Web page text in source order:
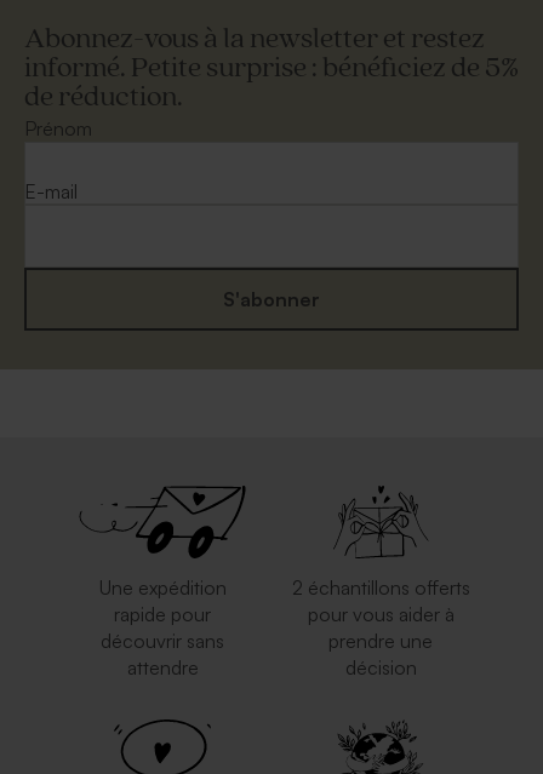
Abonnez-vous à la newsletter et restez
informé. Petite surprise : bénéficiez de 5%
de réduction.
Prénom
E-mail
S'abonner
Une expédition
rapide pour
découvrir sans
attendre
2 échantillons offerts
pour vous aider à
prendre une
décision